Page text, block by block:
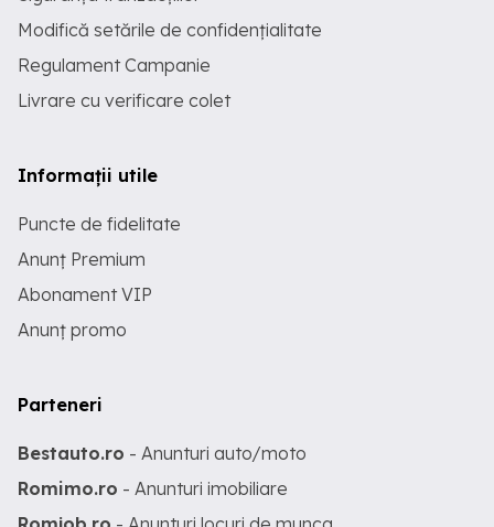
Modifică setările de confidențialitate
Regulament Campanie
Livrare cu verificare colet
Informații utile
Puncte de fidelitate
Anunț Premium
Abonament VIP
Anunț promo
Parteneri
Bestauto.ro - Anunturi auto/moto
Romimo.ro - Anunturi imobiliare